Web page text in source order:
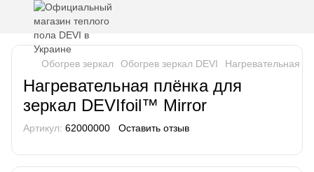
Обогрев зеркал Обогрев зеркал DEVI Нагревательная
Нагревательная плёнка для
зеркал DEVIfoil™ Mirror
Артикул: 62000000 Оставить отзыв